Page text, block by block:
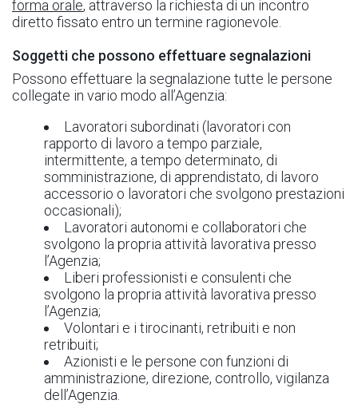
forma orale, attraverso la richiesta di un incontro
diretto fissato entro un termine ragionevole.
Soggetti che possono effettuare segnalazioni
Possono effettuare la segnalazione tutte le persone
collegate in vario modo all’Agenzia:
Lavoratori subordinati (lavoratori con
rapporto di lavoro a tempo parziale,
intermittente, a tempo determinato, di
somministrazione, di apprendistato, di lavoro
accessorio o lavoratori che svolgono prestazioni
occasionali);
Lavoratori autonomi e collaboratori che
svolgono la propria attività lavorativa presso
l’Agenzia;
Liberi professionisti e consulenti che
svolgono la propria attività lavorativa presso
l’Agenzia;
Volontari e i tirocinanti, retribuiti e non
retribuiti;
Azionisti e le persone con funzioni di
amministrazione, direzione, controllo, vigilanza
dell’Agenzia.